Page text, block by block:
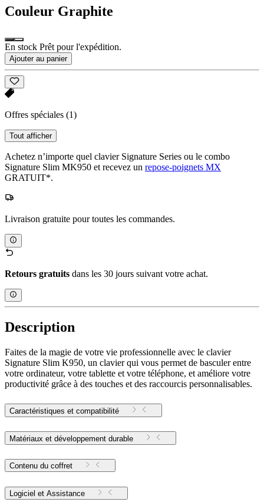
Couleur Graphite
En stock Prêt pour l'expédition.
Ajouter au panier
Offres spéciales (1)
Tout afficher
Achetez n’importe quel clavier Signature Series ou le combo
Signature Slim MK950 et recevez un repose-poignets MX
GRATUIT*.
Livraison gratuite pour toutes les commandes.
Retours gratuits dans les 30 jours suivant votre achat.
Description
Faites de la magie de votre vie professionnelle avec le clavier
Signature Slim K950, un clavier qui vous permet de basculer entre
votre ordinateur, votre tablette et votre téléphone, et améliore votre
productivité grâce à des touches et des raccourcis personnalisables.
Caractéristiques et compatibilité
Matériaux et développement durable
Contenu du coffret
Logiciel et Assistance